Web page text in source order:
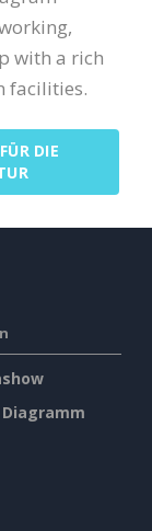
with a rich
facilities.
DIE